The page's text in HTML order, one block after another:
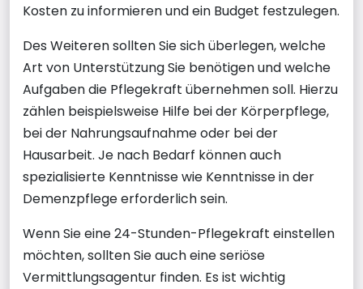
Kosten zu informieren und ein Budget festzulegen.
Des Weiteren sollten Sie sich überlegen, welche
Art von Unterstützung Sie benötigen und welche
Aufgaben die Pflegekraft übernehmen soll. Hierzu
zählen beispielsweise Hilfe bei der Körperpflege,
bei der Nahrungsaufnahme oder bei der
Hausarbeit. Je nach Bedarf können auch
spezialisierte Kenntnisse wie Kenntnisse in der
Demenzpflege erforderlich sein.
Wenn Sie eine 24-Stunden-Pflegekraft einstellen
möchten, sollten Sie auch eine seriöse
Vermittlungsagentur finden. Es ist wichtig